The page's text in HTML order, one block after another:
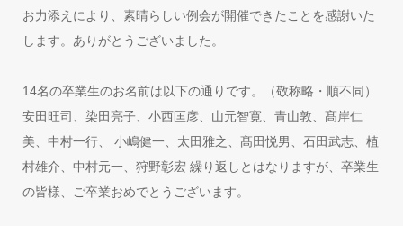
お力添えにより、素晴らしい例会が開催できたことを感謝いた
します。ありがとうございました。
14名の卒業生のお名前は以下の通りです。（敬称略・順不同）
安田旺司、染田亮子、小西匡彦、山元智寛、青山敦、髙岸仁
美、中村一行、 小嶋健一、太田雅之、髙田悦男、石田武志、植
村雄介、中村元一、狩野彰宏 繰り返しとはなりますが、卒業生
の皆様、ご卒業おめでとうございます。